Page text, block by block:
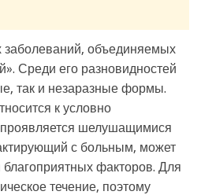
объединяемых
Среди его разновидностей
так и незаразные формы.
к условно
шелушащимися
с больным, может
благоприятных факторов. Для
течение, поэтому